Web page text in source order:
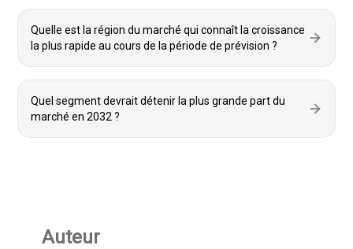
Quelle est la région du marché qui connaît la croissance
la plus rapide au cours de la période de prévision ?
Quel segment devrait détenir la plus grande part du
marché en 2032 ?
Auteur